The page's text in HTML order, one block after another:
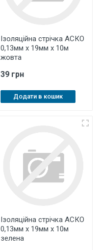
Ізоляційна стрічка АСКО
0,13мм х 19мм х 10м
жовта
39 грн
Додати в кошик
Ізоляційна стрічка АСКО
0,13мм х 19мм х 10м
зелена